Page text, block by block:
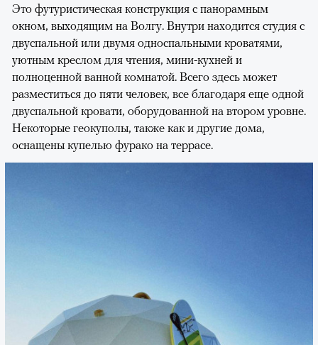
Это футуристическая конструкция с панорамным
окном, выходящим на Волгу. Внутри находится студия с
двуспальной или двумя односпальными кроватями,
уютным креслом для чтения, мини-кухней и
полноценной ванной комнатой. Всего здесь может
разместиться до пяти человек, все благодаря еще одной
двуспальной кровати, оборудованной на втором уровне.
Некоторые геокуполы, также как и другие дома,
оснащены купелью фурако на террасе.